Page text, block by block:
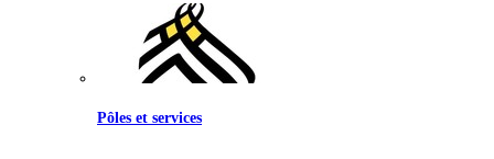
Pôles et services